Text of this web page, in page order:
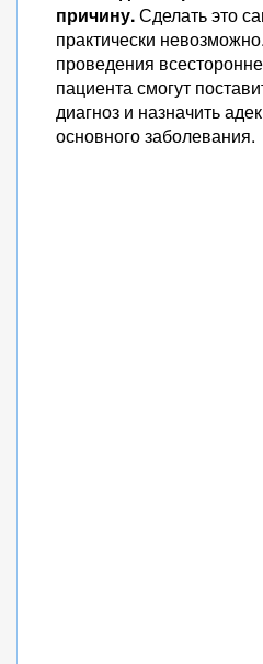
причину.Сделать это
практически
проведения
пациента смогут
диагноз и назначить
основного заболевания.